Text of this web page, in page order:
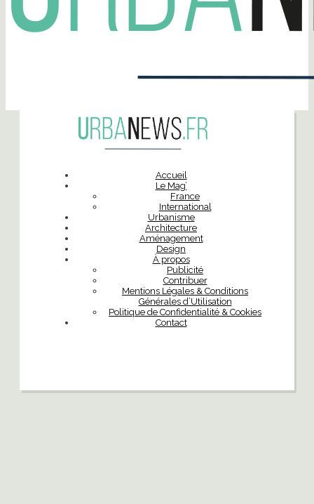
Accueil
Le Mag’
France
International
Urbanisme
Architecture
Aménagement
Design
À propos
Publicité
Contribuer
Mentions Légales & Conditions
Générales d’Utilisation
Politique de Confidentialité & Cookies
Contact